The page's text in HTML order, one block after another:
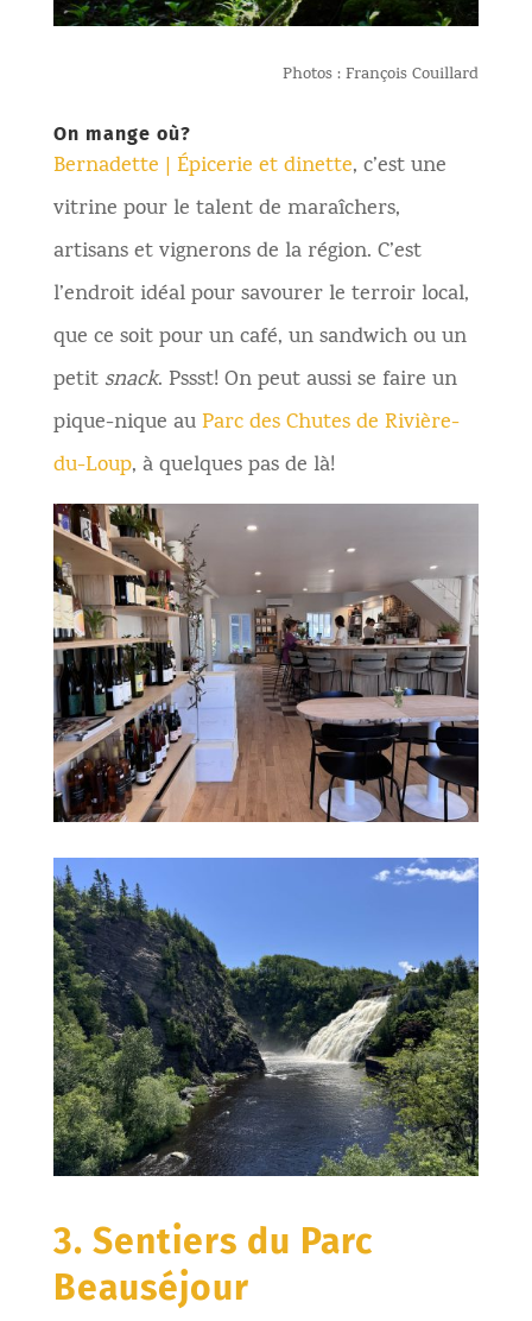
Photos : François Couillard
On mange où?
Bernadette | Épicerie et dinette, c’est une
vitrine pour le talent de maraîchers,
artisans et vignerons de la région. C’est
l’endroit idéal pour savourer le terroir local,
que ce soit pour un café, un sandwich ou un
petit snack. Pssst! On peut aussi se faire un
pique-nique auParc des Chutes de Rivière-
du-Loup, à quelques pas de là!
3. Sentiers du Parc
Beauséjour